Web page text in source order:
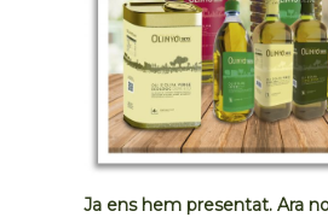
Ja ens hem presentat. Ara